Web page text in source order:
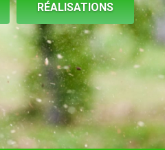
RÉALISATIONS